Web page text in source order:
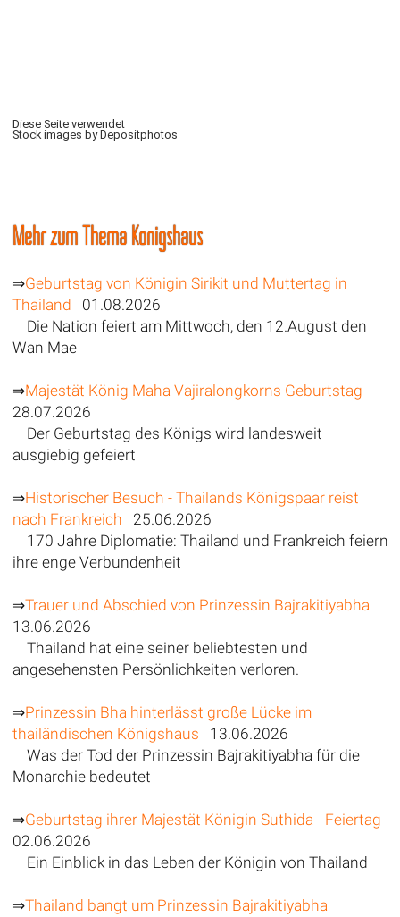
Diese Seite verwendet
Stock images by Depositphotos
Mehr zum Thema Königshaus
⇒Geburtstag von Königin Sirikit und Muttertag in
Thailand 01.08.2026
Die Nation feiert am Mittwoch, den 12.August den
Wan Mae
⇒Majestät König Maha Vajiralongkorns Geburtstag
28.07.2026
Der Geburtstag des Königs wird landesweit
ausgiebig gefeiert
⇒Historischer Besuch - Thailands Königspaar reist
nach Frankreich 25.06.2026
170 Jahre Diplomatie: Thailand und Frankreich feiern
ihre enge Verbundenheit
⇒Trauer und Abschied von Prinzessin Bajrakitiyabha
13.06.2026
Thailand hat eine seiner beliebtesten und
angesehensten Persönlichkeiten verloren.
⇒Prinzessin Bha hinterlässt große Lücke im
thailändischen Königshaus 13.06.2026
Was der Tod der Prinzessin Bajrakitiyabha für die
Monarchie bedeutet
⇒Geburtstag ihrer Majestät Königin Suthida - Feiertag
02.06.2026
Ein Einblick in das Leben der Königin von Thailand
⇒Thailand bangt um Prinzessin Bajrakitiyabha